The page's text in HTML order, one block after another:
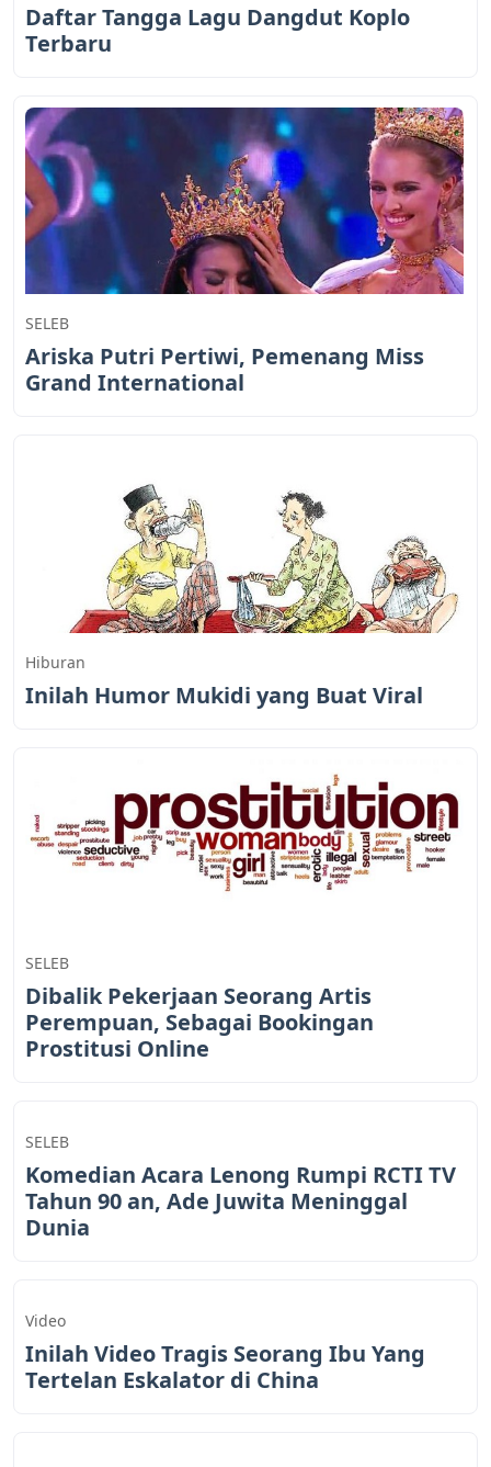
Daftar Tangga Lagu Dangdut Koplo
Terbaru
SELEB
Ariska Putri Pertiwi, Pemenang Miss
Grand International
Hiburan
Inilah Humor Mukidi yang Buat Viral
SELEB
Dibalik Pekerjaan Seorang Artis
Perempuan, Sebagai Bookingan
Prostitusi Online
SELEB
Komedian Acara Lenong Rumpi RCTI TV
Tahun 90 an, Ade Juwita Meninggal
Dunia
Video
Inilah Video Tragis Seorang Ibu Yang
Tertelan Eskalator di China